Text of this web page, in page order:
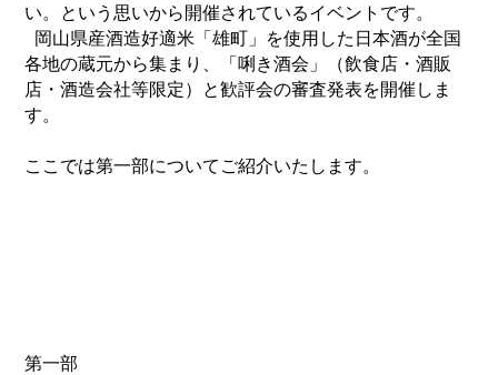
い。という思いから開催されているイベントです。
岡山県産酒造好適米「雄町」を使用した日本酒が全国
各地の蔵元から集まり、「唎き酒会」（飲食店・酒販
店・酒造会社等限定）と歓評会の審査発表を開催しま
す。
ここでは第一部についてご紹介いたします。
第一部